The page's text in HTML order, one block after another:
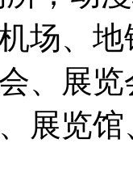
场、
、展
展览